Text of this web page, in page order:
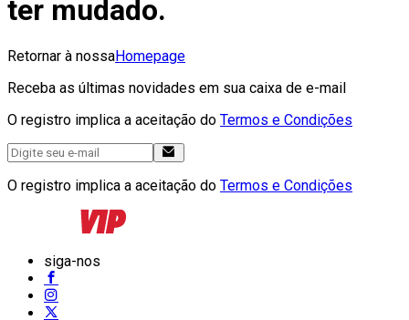
ter mudado.
Retornar à nossaHomepage
Receba as últimas novidades em sua caixa de e-mail
O registro implica a aceitação do Termos e Condições
O registro implica a aceitação do Termos e Condições
siga-nos